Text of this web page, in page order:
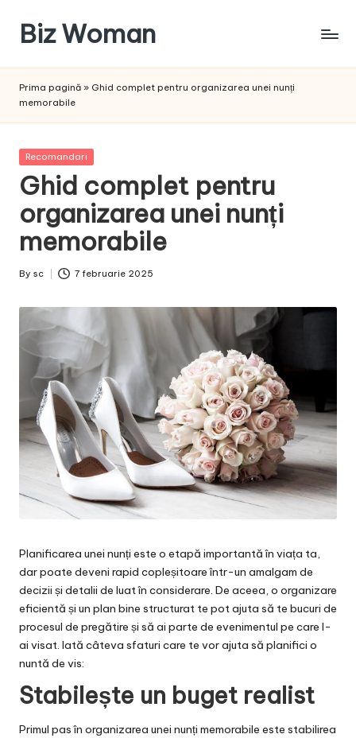
content
Biz Woman
succesul
Prima pagină » Ghid complet pentru organizarea unei nunți
memorabile
Posted
Recomandari
Ghid complet pentru
organizarea unei nunți
memorabile
Posted
By sc 7 februarie 2025
Planificarea unei nunți este o etapă importantă în viața ta,
dar poate deveni rapid copleșitoare într-un amalgam de
decizii și detalii de luat în considerare. De aceea, o organizare
eficientă și un plan bine structurat te pot ajuta să te bucuri de
procesul de pregătire și să ai parte de evenimentul pe care l-
ai visat. Iată câteva sfaturi care te vor ajuta să planifici o
nuntă de vis:
Stabilește un buget realist
Primul pas în organizarea unei nunți memorabile este stabilirea